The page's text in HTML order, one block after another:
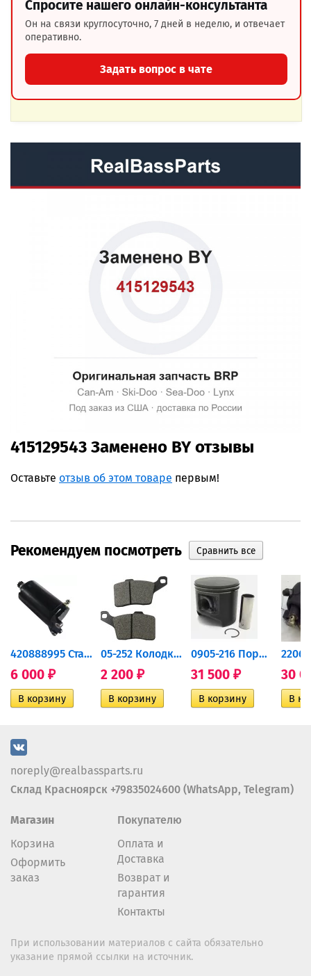
Спросите нашего онлайн-консультанта
Он на связи круглосуточно, 7 дней в неделю, и отвечает
оперативно.
Задать вопрос в чате
415129543 Заменено BY отзывы
Оставьте отзыв об этом товаре первым!
Рекомендуем посмотреть
420888995 Стартер для...
6 000 ₽
05-252 Колодки тормозные...
2 200 ₽
0905-216 Поршень Arctic Cat...
31 500 ₽ 30
noreply@realbassparts.ru
Склад Красноярск +79835024600 (WhatsApp, Telegram)
Магазин
Корзина
Оформить
заказ
Покупателю
Оплата и
Доставка
Возврат и
гарантия
Контакты
При использовании материалов с сайта обязательно
указание прямой ссылки на источник.